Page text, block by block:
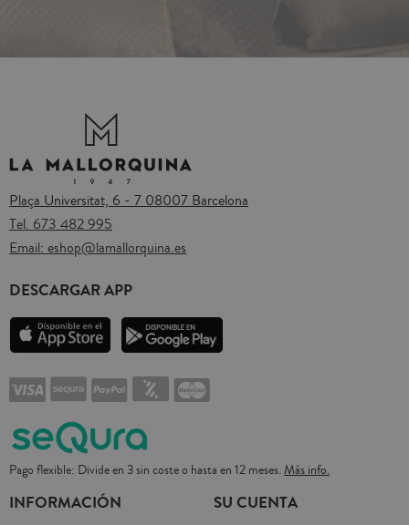
Plaça Universitat, 6 - 7 08007 Barcelona
Tel. 673 482 995
Email: eshop@lamallorquina.es
DESCARGAR APP
Pago flexible: Divide en 3 sin coste o hasta en 12 meses. Más info.
INFORMACIÓN SU CUENTA